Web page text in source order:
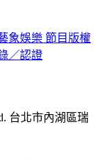
象娛樂 節目版權
／認證
台北市內湖區瑞